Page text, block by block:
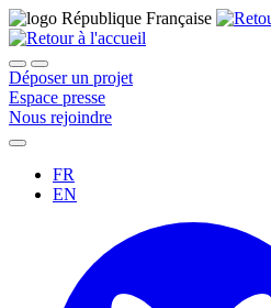
Déposer un projet
Espace presse
Nous rejoindre
FR
EN